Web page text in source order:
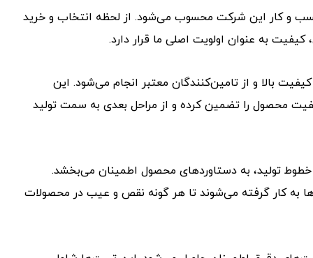
و کار این شرکت محسوب می‌شود. از لحظه انتخاب و خرید
به عنوان اولویت اصلی ما قرار دارد.
بالا و از تامین‌کنندگان معتبر انجام می‌شود. این
محصول را تضمین کرده و از مراحل بعدی به سمت تولید
خطوط تولید، به دستاوردهای محصول اطمینان می‌بخشد.
به کار گرفته می‌شوند تا هر گونه نقص و عیب در محصولات